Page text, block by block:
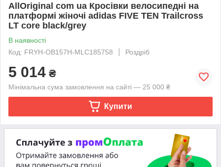
AllOriginal com ua Кросівки велосипедні на
платформі жіночі adidas FIVE TEN Trailcross
LT core black/grey
В наявності
Код: FRYH-OB157H-MLC185758
Роздріб
5 014 ₴
Мінімальна сума замовлення на сайті — 25 000 ₴
Купити